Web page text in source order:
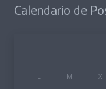
Calendario de
L M X